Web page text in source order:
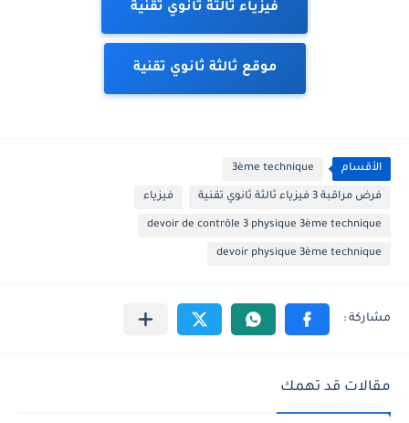
فيزياء ثالثة ثانوي تقنية
موقع ثالثة ثانوي تقنية
الأقسام 3ème technique
فرض مراقبة 3 فيزياء ثالثة ثانوي تقنية فيزياء
devoir de contrôle 3 physique 3ème technique
devoir physique 3ème technique
مقالات قد تهمك